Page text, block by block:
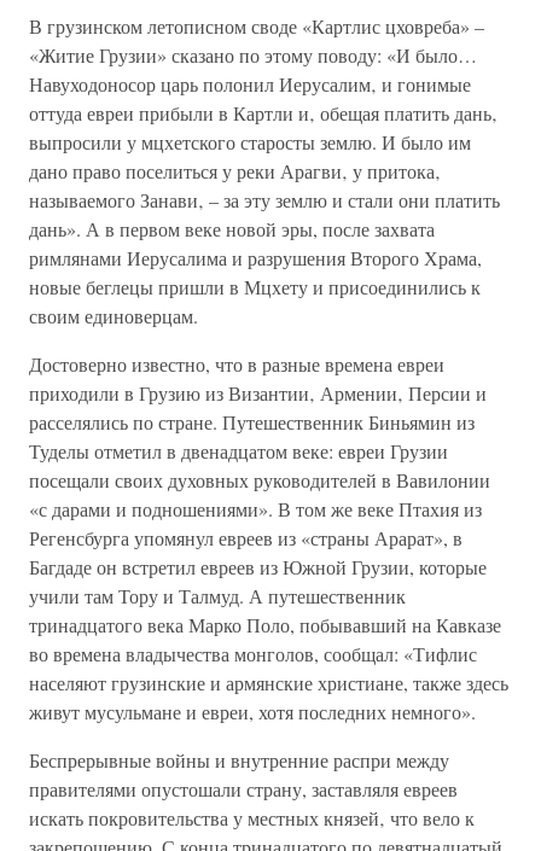
В грузинском летописном своде «Картлис цховреба» –
«Житие Грузии» сказано по этому поводу: «И было…
Навуходоносор царь полонил Иерусалим‚ и гонимые
оттуда евреи прибыли в Картли и‚ обещая платить дань‚
выпросили у мцхетского старосты землю. И было им
дано право поселиться у реки Арагви‚ у притока‚
называемого Занави‚ – за эту землю и стали они платить
дань». А в первом веке новой эры, после захвата
римлянами Иерусалима и разрушения Второго Храма,
новые беглецы пришли в Мцхету и присоединились к
своим единоверцам.
Достоверно известно, что в разные времена евреи
приходили в Грузию из Византии‚ Армении‚ Персии и
расселялись по стране. Путешественник Биньямин из
Туделы отметил в двенадцатом веке: евреи Грузии
посещали своих духовных руководителей в Вавилонии
«с дарами и подношениями». В том же веке Птахия из
Регенсбурга упомянул евреев из «страны Арарат», в
Багдаде он встретил евреев из Южной Грузии, которые
учили там Тору и Талмуд. А путешественник
тринадцатого века Марко Поло, побывавший на Кавказе
во времена владычества монголов, сообщал: «Тифлис
населяют грузинские и армянские христиане, также здесь
живут мусульмане и евреи, хотя последних немного».
Беспрерывные войны и внутренние распри между
правителями опустошали страну, заставляля евреев
искать покровительства у местных князей‚ что вело к